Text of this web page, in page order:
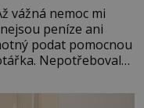
vážná nemoc mi
peníze ani
podat pomocnou
Nepotřebovala
po studiích jsem